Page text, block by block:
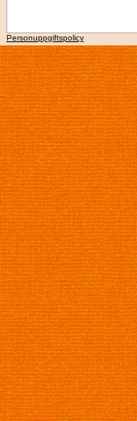
Personuppgiftspolicy